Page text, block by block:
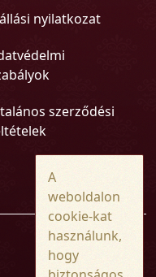
nyilatkozat
szerződési
A
weboldalon
cookie-kat
használunk,
hogy